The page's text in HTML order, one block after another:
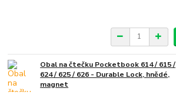
Obal na čtečku Pocketbook 614 / 615 /
624 / 625 / 626 - Durable Lock, hnědé,
magnet